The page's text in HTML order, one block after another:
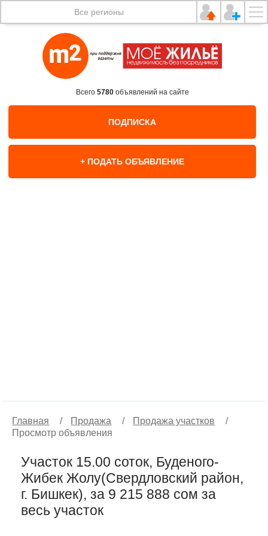
Все регионы
Всего 5780объявлений на сайте
ПОДПИСКА
+ ПОДАТЬ ОБЪЯВЛЕНИЕ
Главная / Продажа / Продажа участков
/
Просмотр объявления
Участок 15.00 соток, Буденого-
Жибек Жолу(Свердловский район,
г. Бишкек), за 9 215 888 сом за
весь участок